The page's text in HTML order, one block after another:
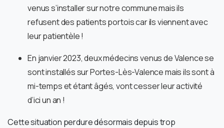
venus s’installer sur notre commune mais ils
refusent des patients portois car ils viennent avec
leur patientèle !
En janvier 2023, deux médecins venus de Valence se
sont installés sur Portes-Lès-Valence mais ils sont à
mi-temps et étant âgés, vont cesser leur activité
d’ici un an !
Cette situation perdure désormais depuis trop